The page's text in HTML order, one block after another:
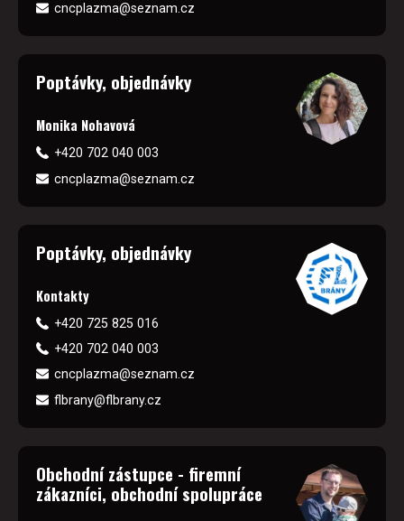
cncplazma@seznam.cz
Poptávky, objednávky
Monika Nohavová
+420 702 040 003
cncplazma@seznam.cz
Poptávky, objednávky
Kontakty
+420 725 825 016
+420 702 040 003
cncplazma@seznam.cz
flbrany@flbrany.cz
Obchodní zástupce - firemní
zákazníci, obchodní spolupráce